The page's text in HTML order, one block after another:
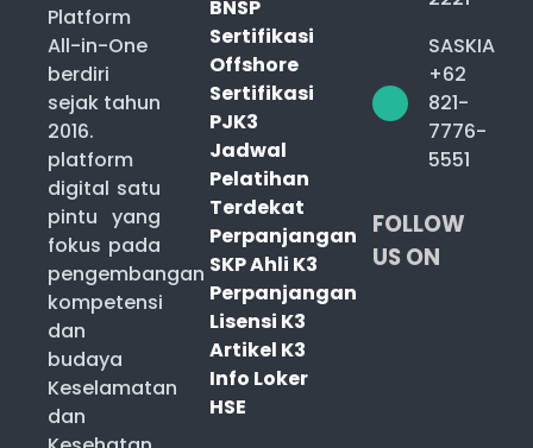
Platform
All-in-One
berdiri
sejak tahun
2016.
platform
digital satu
pintu yang
fokus pada
pengembangan
kompetensi
dan
budaya
Keselamatan
dan
BNSP
Sertifikasi
Offshore
Sertifikasi
PJK3
Jadwal
Pelatihan
Terdekat
Perpanjangan
SKP Ahli K3
Perpanjangan
Lisensi K3
Artikel K3
Info Loker
HSE
SASKIA
+62
821-
7776-
5551
FOLLOW
US ON